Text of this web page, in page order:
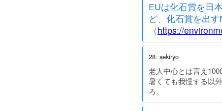
EUは化石賞を日
ど、化石賞を出
（https://
28: sekiryo
老人中心とは言え
暑くても我慢する以
ろ。